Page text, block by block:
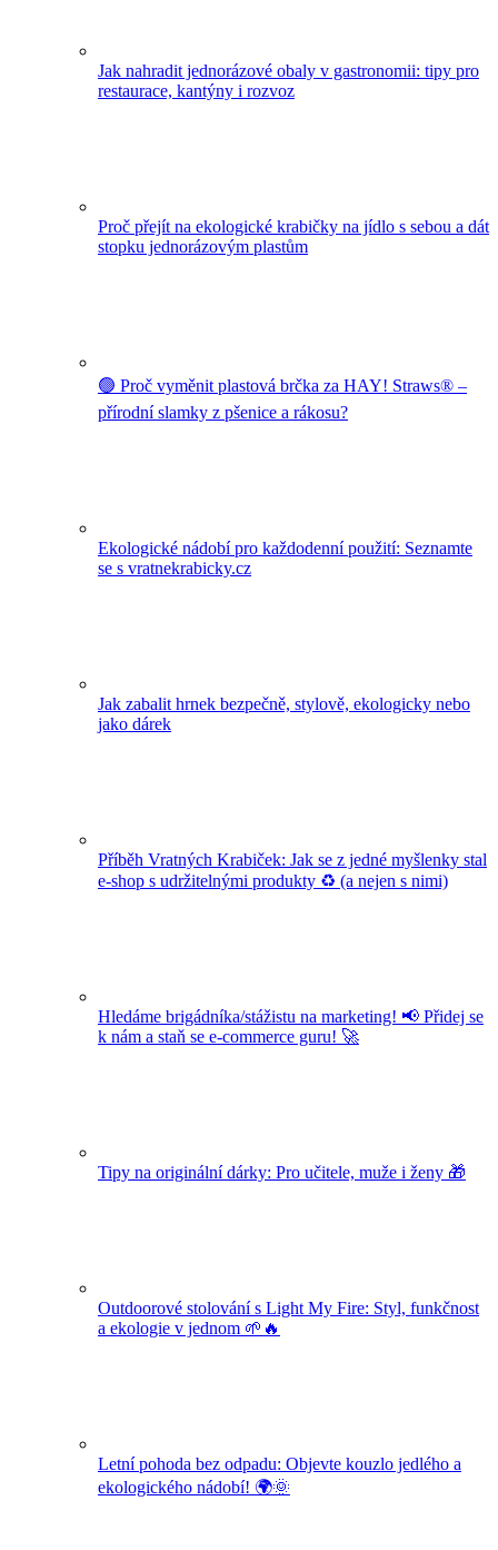
Jak nahradit jednorázové obaly v gastronomii: tipy pro
restaurace, kantýny i rozvoz
Proč přejít na ekologické krabičky na jídlo s sebou a dát
stopku jednorázovým plastům
🟢 Proč vyměnit plastová brčka za HAY! Straws® –
přírodní slamky z pšenice a rákosu?
Ekologické nádobí pro každodenní použití: Seznamte
se s vratnekrabicky.cz
Jak zabalit hrnek bezpečně, stylově, ekologicky nebo
jako dárek
Příběh Vratných Krabiček: Jak se z jedné myšlenky stal
e-shop s udržitelnými produkty ♻️ (a nejen s nimi)
Hledáme brigádníka/stážistu na marketing! 📢 Přidej se
k nám a staň se e-commerce guru! 🚀
Tipy na originální dárky: Pro učitele, muže i ženy 🎁
Outdoorové stolování s Light My Fire: Styl, funkčnost
a ekologie v jednom 🌱🔥
Letní pohoda bez odpadu: Objevte kouzlo jedlého a
ekologického nádobí! 🌍🌞